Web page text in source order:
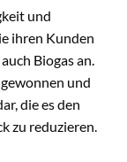
und
ihren Kunden
Biogas an.
und
die es den
zu reduzieren.